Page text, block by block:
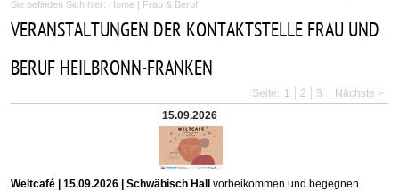
Sie befinden Sich hier: Home | Frau & Beruf
VERANSTALTUNGEN DER KONTAKTSTELLE FRAU UND
BERUF HEILBRONN-FRANKEN
Seite: 1 2 3
Nächste >
15.09.2026
Weltcafé | 15.09.2026 | Schwäbisch Hall vorbeikommen und begegnen